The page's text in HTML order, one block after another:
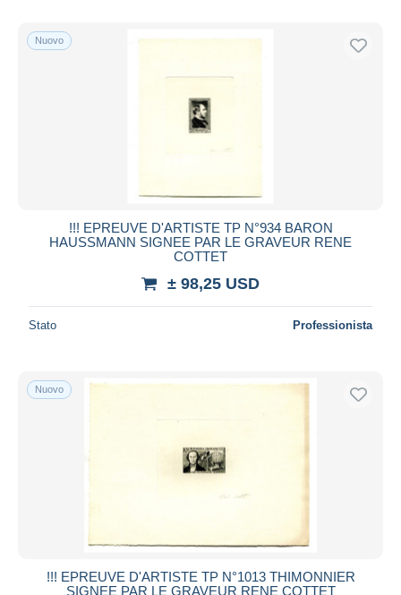
Nuovo
!!! EPREUVE D'ARTISTE TP N°934 BARON
HAUSSMANN SIGNEE PAR LE GRAVEUR RENE
COTTET
± 98,25 USD
Stato Professionista
Nuovo
!!! EPREUVE D'ARTISTE TP N°1013 THIMONNIER
SIGNEE PAR LE GRAVEUR RENE COTTET